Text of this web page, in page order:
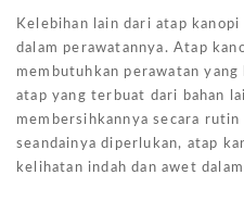
Kelebihan lain dari atap
dalam perawatannya. Atap
membutuhkan perawatan
atap yang terbuat dari bahan
membersihkannya secara rutin
seandainya diperlukan, atap
kelihatan indah dan awet